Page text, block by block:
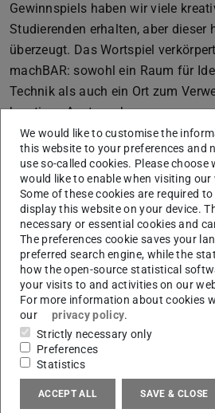
Gewinnspiels haben wir viele
Studierenden erhalten, aber dieser
überzeugt. Das Wortspiel
machBAR: sowohl ein Raum für
Technik als auch ein Ort zum
kreativen Austausch.
Der glückliche Gewinner des
durfte sich über einen 3D-Drucker
Weiterhin haben Johanna Krettek
Thomas Schmidt) und Theo Grafe
Namensvorschläge je ein
Trostpreis erhalten. Überreicht
Prof. Metternichpersönlich – mit
Engagement aller Teilnehmenden.
Vielen Dank an alle, die
uns schon darauf, mit euch
machBAR@PTW zum Leben zu
We would like to customise the
this website to your preferences and
use so-called cookies. Please choose
would like to enable when visiting our
Some of these cookies are required
display this website on your device.
necessary or essential cookies and
The preferences cookie saves your
preferred search engine, while the
how the open-source statistical
your visits to and activities on our
For more information about cookies
our
privacy policy.
Strictly necessary only
Preferences
Statistics
ACCEPT ALL SAVE & CLOSE